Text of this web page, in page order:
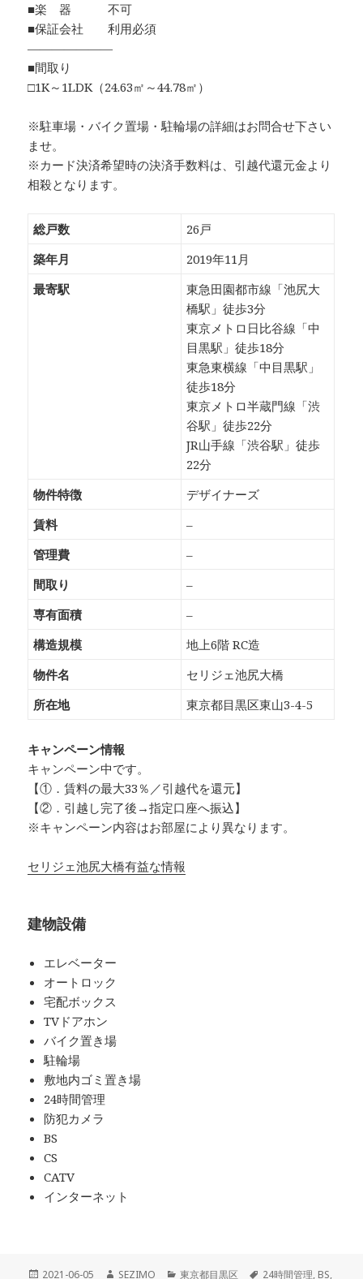
■楽 器 不可
■保証会社 利用必須
―――――――
■間取り
□1K～1LDK（24.63㎡～44.78㎡）
※駐車場・バイク置場・駐輪場の詳細はお問合せ下さい
ませ。
※カード決済希望時の決済手数料は、引越代還元金より
相殺となります。
総戸数
26戸
築年月
2019年11月
最寄駅
東急田園都市線「池尻大
橋駅」徒歩3分
東京メトロ日比谷線「中
目黒駅」徒歩18分
東急東横線「中目黒駅」
徒歩18分
東京メトロ半蔵門線「渋
谷駅」徒歩22分
JR山手線「渋谷駅」徒歩
22分
物件特徴
デザイナーズ
賃料
–
管理費
–
間取り
–
専有面積
–
構造規模
地上6階 RC造
物件名
セリジェ池尻大橋
所在地
東京都目黒区東山3-4-5
キャンペーン情報
キャンペーン中です。
【①．賃料の最大33％／引越代を還元】
【②．引越し完了後→指定口座へ振込】
※キャンペーン内容はお部屋により異なります。
セリジェ池尻大橋有益な情報
建物設備
エレベーター
オートロック
宅配ボックス
TVドアホン
バイク置き場
駐輪場
敷地内ゴミ置き場
24時間管理
防犯カメラ
BS
CS
CATV
インターネット
投
2021-06-05 作
SEZIMO カ
東京都目黒区 タ
24時間管理, BS,